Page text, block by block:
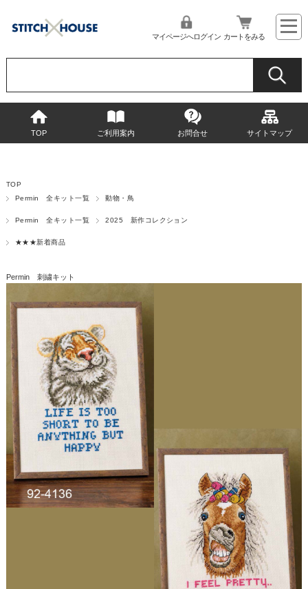
マイページへログイン カートをみる
TOP ご利用案内 お問合せ サイトマップ
TOP
Permin 全キット一覧
動物・鳥
Permin 全キット一覧 2025 新作コレクション
★★★新着商品
Permin 刺繍キット